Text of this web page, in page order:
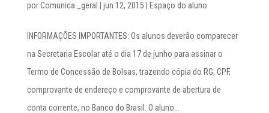
porComunica _geral jun 12, 2015 Espaço do aluno
INFORMAÇÕES IMPORTANTES: Os alunos deverão comparecer
na Secretaria Escolar até o dia 17 de junho para assinar o
Termo de Concessão de Bolsas, trazendo cópia do RG, CPF,
comprovante de endereço e comprovante de abertura de
conta corrente, no Banco do Brasil. O aluno...